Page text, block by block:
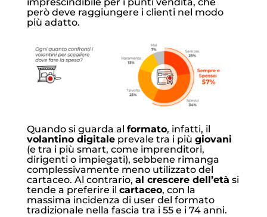
però deve raggiungere i clienti nel modo
più adatto.
Quando si guarda al formato, infatti, il
volantino digitaleprevale tra i più giovani
(e tra i più smart, come imprenditori,
dirigenti o impiegati), sebbene rimanga
complessivamente meno utilizzato del
cartaceo. Al contrario, al crescere dell’età si
tende a preferire il cartaceo, con la
massima incidenza di user del formato
tradizionale nella fascia tra i 55 e i 74 anni.